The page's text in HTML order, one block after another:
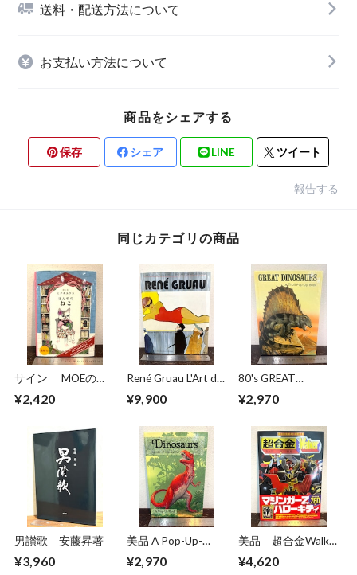
送料・配送方法について
お支払い方法について
商品をシェアする
保存 シェア LINE ツイート
報告する
同じカテゴリの商品
サイン MOEのえ
こ ヒグチユウコ
¥2,420
René Gruau L'Art de
of Advertising
¥9,900
80's GREAT
Pop−Up Book
¥2,970
男讃歌 安藤昇著
¥3,960
美品 A Pop-Up-
Giants of the Earth
¥2,970
美品 超合金Walkar
誕生40周年記念
¥4,620